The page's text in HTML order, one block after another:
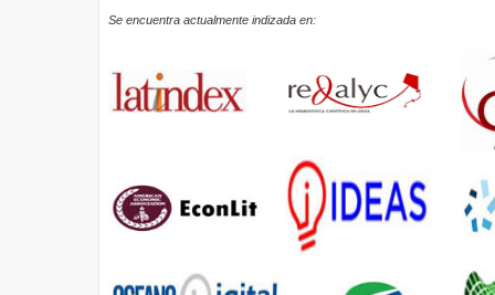
Se encuentra actualmente indizada en: